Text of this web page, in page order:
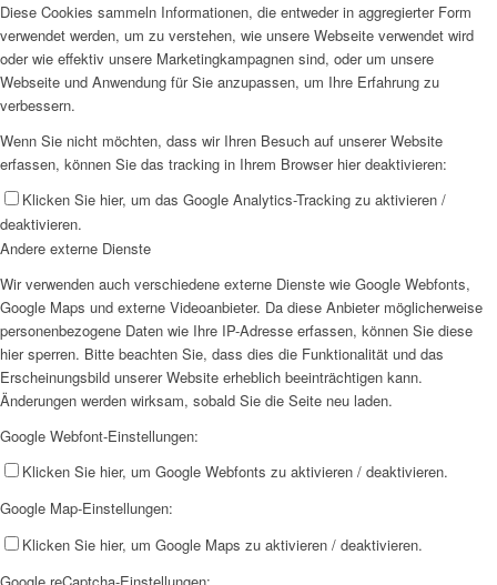
Diese Cookies sammeln Informationen, die entweder in aggregierter Form
verwendet werden, um zu verstehen, wie unsere Webseite verwendet wird
oder wie effektiv unsere Marketingkampagnen sind, oder um unsere
Webseite und Anwendung für Sie anzupassen, um Ihre Erfahrung zu
verbessern.
Wenn Sie nicht möchten, dass wir Ihren Besuch auf unserer Website
erfassen, können Sie das tracking in Ihrem Browser hier deaktivieren:
Klicken Sie hier, um das Google Analytics-Tracking zu aktivieren /
deaktivieren.
Andere externe Dienste
Wir verwenden auch verschiedene externe Dienste wie Google Webfonts,
Google Maps und externe Videoanbieter. Da diese Anbieter möglicherweise
personenbezogene Daten wie Ihre IP-Adresse erfassen, können Sie diese
hier sperren. Bitte beachten Sie, dass dies die Funktionalität und das
Erscheinungsbild unserer Website erheblich beeinträchtigen kann.
Änderungen werden wirksam, sobald Sie die Seite neu laden.
Google Webfont-Einstellungen:
Klicken Sie hier, um Google Webfonts zu aktivieren / deaktivieren.
Google Map-Einstellungen:
Klicken Sie hier, um Google Maps zu aktivieren / deaktivieren.
Google reCaptcha-Einstellungen: